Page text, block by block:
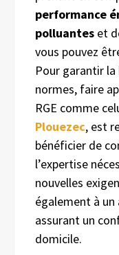
performance
polluantes et
vous pouvez
Pour garantir
normes, faire
RGE comme
Plouezec, est
bénéficier de
l’expertise
nouvelles
également à
assurant un
domicile.